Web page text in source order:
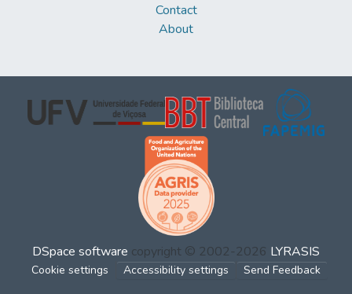
Contact
About
DSpace software copyright © 2002-2026 LYRASIS
Cookie settings Accessibility settings Send Feedback